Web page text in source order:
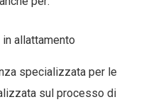
allattamento
specializzata per le
sul processo di